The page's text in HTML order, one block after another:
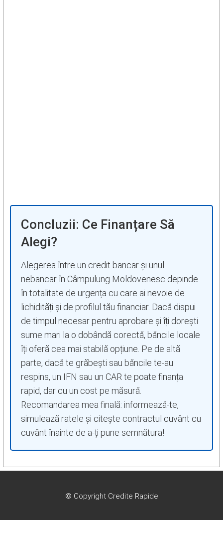
Concluzii: Ce Finanțare Să
Alegi?
Alegerea între un credit bancar și unul
nebancar în Câmpulung Moldovenesc depinde
în totalitate de urgența cu care ai nevoie de
lichidități și de profilul tău financiar. Dacă dispui
de timpul necesar pentru aprobare și îți dorești
sume mari la o dobândă corectă, băncile locale
îți oferă cea mai stabilă opțiune. Pe de altă
parte, dacă te grăbești sau băncile te-au
respins, un IFN sau un CAR te poate finanța
rapid, dar cu un cost pe măsură.
Recomandarea mea finală: informează-te,
simulează ratele și citește contractul cuvânt cu
cuvânt înainte de a-ți pune semnătura!
© Copyright Credite Rapide